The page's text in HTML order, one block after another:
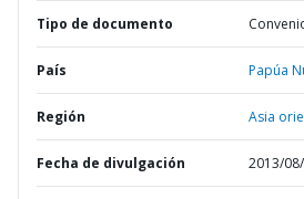
Tipo de documento
País Papúa
Región Asia
Fecha de divulgación 2013/